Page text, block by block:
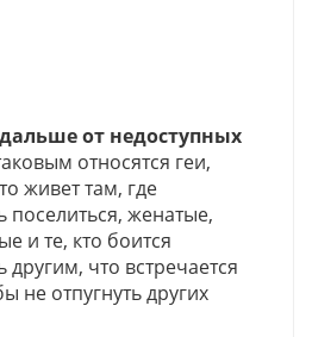
от недоступных
относятся геи,
живет там, где
поселиться, женатые,
и те, кто боится
другим, что встречается
не отпугнуть других